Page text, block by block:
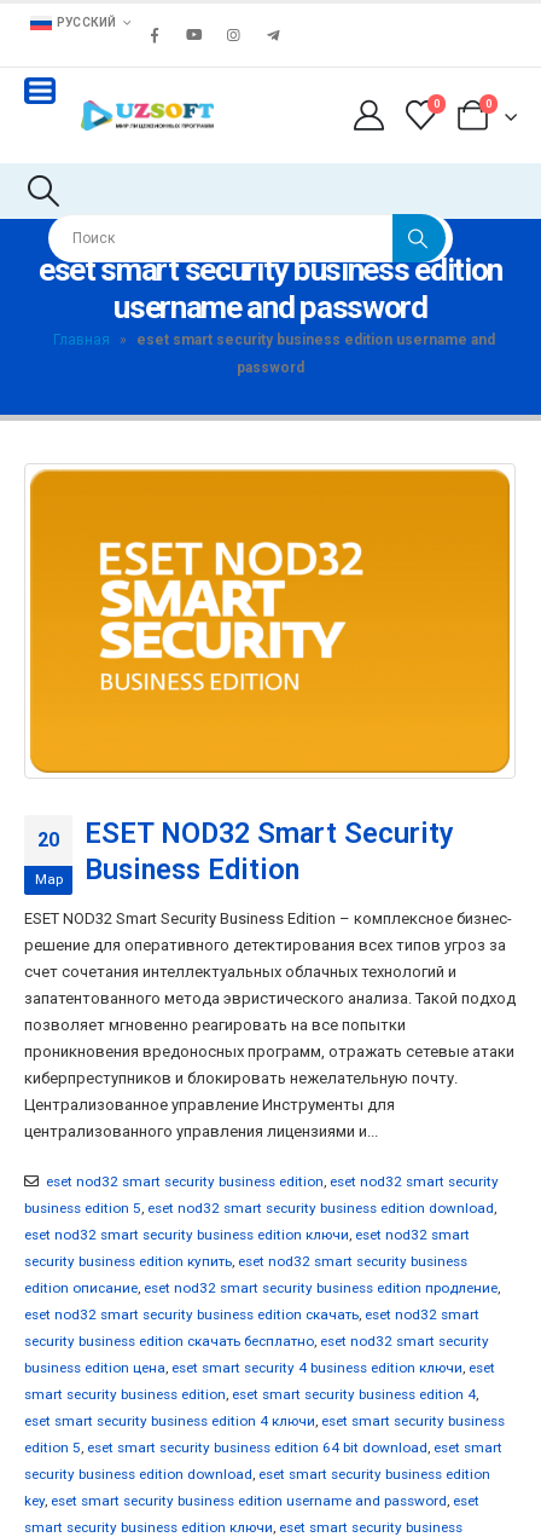
РУССКИЙ
0 0
eset smart security business edition
username and password
Главная »
eset smart security business edition username and
password
20
Мар
ESET NOD32 Smart Security
Business Edition
ESET NOD32 Smart Security Business Edition – комплексное бизнес-
решение для оперативного детектирования всех типов угроз за
счет сочетания интеллектуальных облачных технологий и
запатентованного метода эвристического анализа. Такой подход
позволяет мгновенно реагировать на все попытки
проникновения вредоносных программ, отражать сетевые атаки
киберпреступников и блокировать нежелательную почту.
Централизованное управление Инструменты для
централизованного управления лицензиями и...
eset nod32 smart security business edition eset nod32 smart security
business edition 5 eset nod32 smart security business edition download
eset nod32 smart security business edition ключи eset nod32 smart
security business edition купить eset nod32 smart security business
edition описание eset nod32 smart security business edition продление
eset nod32 smart security business edition скачать eset nod32 smart
security business edition скачать бесплатно eset nod32 smart security
business edition цена eset smart security 4 business edition ключи eset
smart security business edition eset smart security business edition 4
eset smart security business edition 4 ключи eset smart security business
edition 5 eset smart security business edition 64 bit download eset smart
security business edition download eset smart security business edition
key, eset smart security business edition username and password eset
smart security business edition ключи eset smart security business